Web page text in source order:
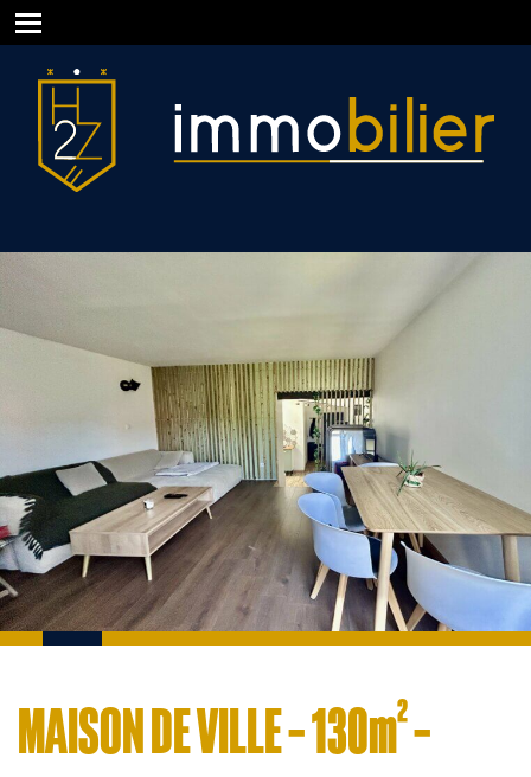
MAISON DE VILLE – 130m² –